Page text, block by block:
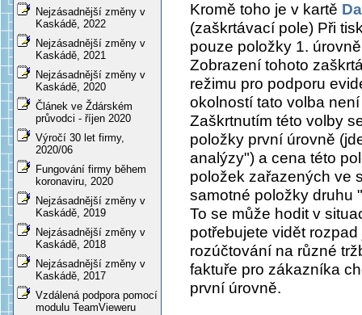
Nejzásadnější změny v
Kaskádě, 2022
Nejzásadnější změny v
Kaskádě, 2021
Nejzásadnější změny v
Kaskádě, 2020
Článek ve Ždárském
průvodci - říjen 2020
Výročí 30 let firmy,
2020/06
Fungování firmy během
koronaviru, 2020
Nejzásadnější změny v
Kaskádě, 2019
Nejzásadnější změny v
Kaskádě, 2018
Nejzásadnější změny v
Kaskádě, 2017
Vzdálená podpora pomocí
modulu TeamVieweru
Kromě toho je v kartě
(zaškrtávací pole) Při
pouze položky 1. úrovně
Zobrazení tohoto
režimu pro podporu
okolností tato volba
Zaškrtnutím této volby
položky první úrovně
analýzy") a cena této
položek zařazených ve
samotné položky druhu
To se může hodit v
potřebujete vidět
rozúčtování na různé
faktuře pro zákazníka
první úrovně.